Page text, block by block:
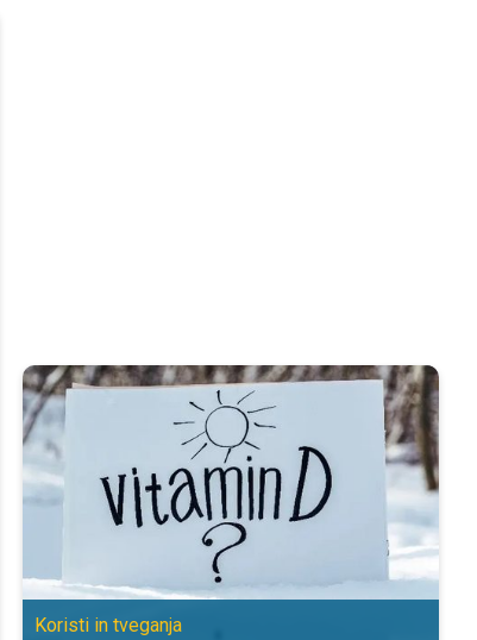
Vpliv sončnega sevanja na človeka. Koristi in tveganja. . .
Koristi in tveganja